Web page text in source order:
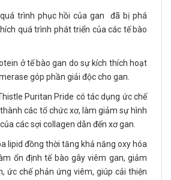
trình phục hồi của gan đã bị phá
quá trình phát triển của các tế bào
ở tế bào gan do sự kích thích hoạt
góp phần giải độc cho gan.
Puritan Pride có tác dụng ức chế
các tổ chức xơ, làm giảm sự hình
các sợi collagen dẫn đến xơ gan.
lipid đồng thời tăng khả năng oxy hóa
ổn định tế bào gây viêm gan, giảm
ức chế phản ứng viêm, giúp cải thiện